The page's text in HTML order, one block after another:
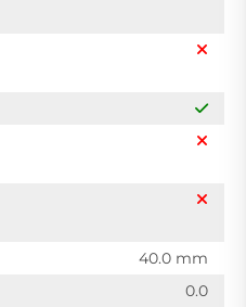
40.0 mm
0.0